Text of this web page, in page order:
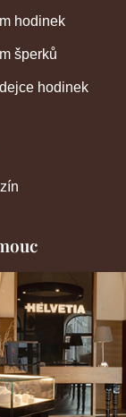
hodinek
šperků
hodinek